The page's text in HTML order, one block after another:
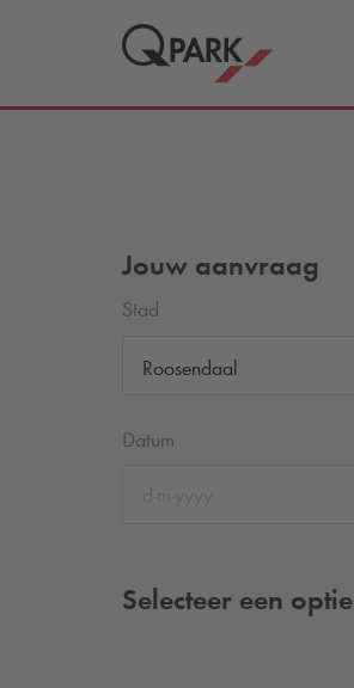
Jouw aanvraag
Stad
Roosendaal
Datum
Selecteer een optie